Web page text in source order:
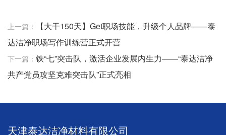
上一篇：
【大干150天】Get职场技能，升级个人品牌——泰
达洁净职场写作训练营正式开营
下一篇： 铁“七”突击队，激活企业发展内生力——“泰达洁净
共产党员攻坚克难突击队”正式亮相
天津泰达洁净材料有限公司